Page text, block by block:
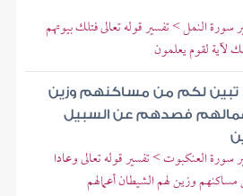
النمل > تفسير قوله تعالى فتلك بيوتهم
لآية لقوم يعلمون
تبين لكم من مساكنهم وزين
فصدهم عن السبيل
سورة العنكبوت > تفسير قوله تعالى وعادا
وزين لهم الشيطان أعمالهم